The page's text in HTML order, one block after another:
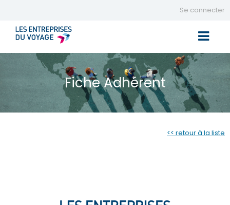
Se connecter
Fiche Adhérent
<< retour à la liste